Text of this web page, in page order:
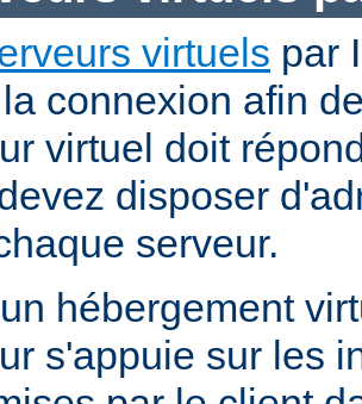
virtuels par
connexion afin
virtuel doit
disposer
serveur.
hébergement
s'appuie sur les